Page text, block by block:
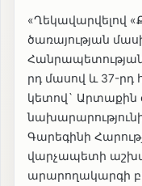
«Ղեկավարվելով
ծառայության
Հանրապետության
րդ մասով և 37-րդ
կետով` Արտաքին
Գարեգինի
վարչապետի
արարողակարգի